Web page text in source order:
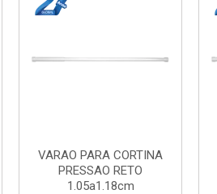
VARAO PARA CORTINA
PRESSAO RETO
1.20a1.33cm